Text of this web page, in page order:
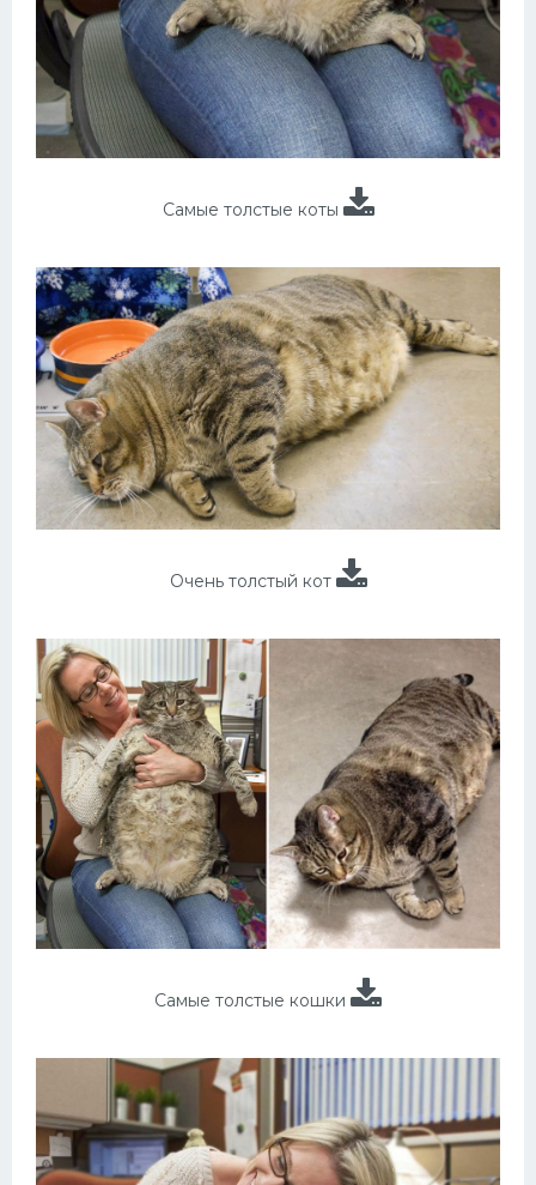
Самые толстые коты
Очень толстый кот
Самые толстые кошки